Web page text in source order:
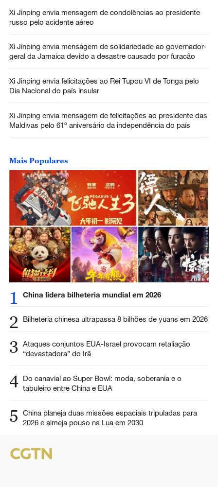
Xi Jinping envia mensagem de condolências ao presidente
russo pelo acidente aéreo
Xi Jinping envia mensagem de solidariedade ao governador-
geral da Jamaica devido a desastre causado por furacão
Xi Jinping envia felicitações ao Rei Tupou VI de Tonga pelo
Dia Nacional do país insular
Xi Jinping envia mensagem de felicitações ao presidente das
Maldivas pelo 61º aniversário da independência do país
Mais Populares
1 China lidera bilheteria mundial em 2026
2 Bilheteria chinesa ultrapassa 8 bilhões de yuans em 2026
3 Ataques conjuntos EUA-Israel provocam retaliação
“devastadora” do Irã
4 Do canavial ao Super Bowl: moda, soberania e o
tabuleiro entre China e EUA
5
China planeja duas missões espaciais tripuladas para
2026 e almeja pouso na Lua em 2030